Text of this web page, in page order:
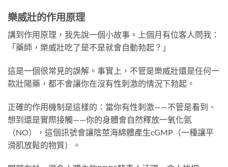
樂威壯的作用原理
講到作用原理，我先說一個小故事。上個月有位客人問我：
「藥師，樂威壯吃了是不是就會自動勃起？」
這是一個很常見的誤解。事實上，不管是樂威壯還是任何一
款壯陽藥，都不會讓你在沒有性刺激的情況下勃起。
正確的作用機制是這樣的：當你有性刺激——不管是看到、
想到還是實際接觸——你的身體會自然釋放一氧化氮
（NO），這個訊號會讓陰莖海綿體產生cGMP（一種讓平
滑肌放鬆的物質）。